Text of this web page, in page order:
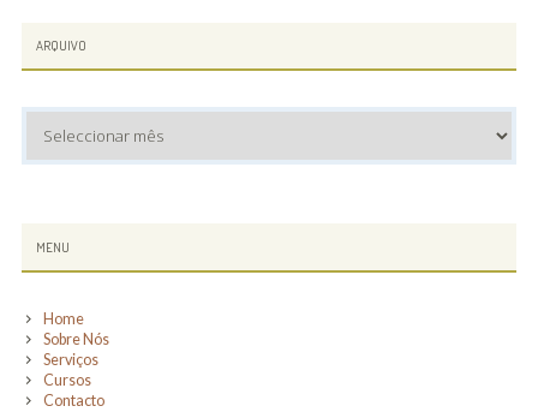
ARQUIVO
Arquivo
SUBSIDIARY
SIDEBAR
MENU
Home
Sobre Nós
Serviços
Cursos
Contacto